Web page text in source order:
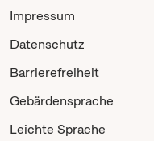
Impressum
Datenschutz
Barrierefreiheit
Gebärdensprache
Leichte Sprache